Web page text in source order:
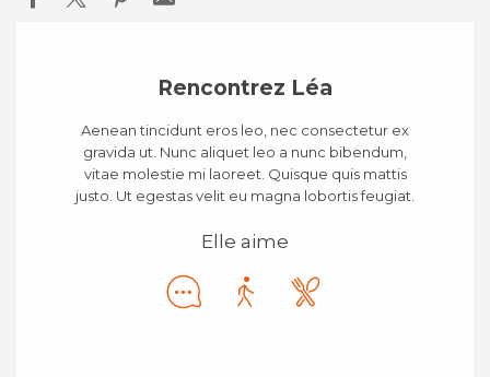
Rencontrez Léa
Aenean tincidunt eros leo, nec consectetur ex
gravida ut. Nunc aliquet leo a nunc bibendum,
vitae molestie mi laoreet. Quisque quis mattis
justo. Ut egestas velit eu magna lobortis feugiat.
Elle aime